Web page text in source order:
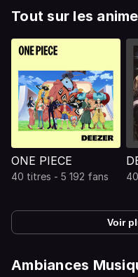
Tout sur les anime
ONE PIECE
40 titres - 5 192 fans
Voir
Ambiances